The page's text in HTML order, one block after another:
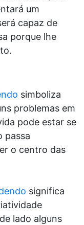
um
capaz de
porque lhe
simboliza
problemas em
pode estar se
passa
o centro das
significa
lado alguns